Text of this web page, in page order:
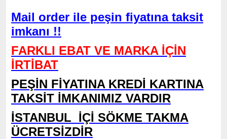
Mail order ile peşin fiyatına taksit
imkanı !!
FARKLI EBAT VE MARKA İÇİN
İRTİBAT
PEŞİN FİYATINA KREDİ KARTINA
TAKSİT İMKANIMIZ VARDIR
İSTANBUL İÇİ SÖKME TAKMA
ÜCRETSİZDİR